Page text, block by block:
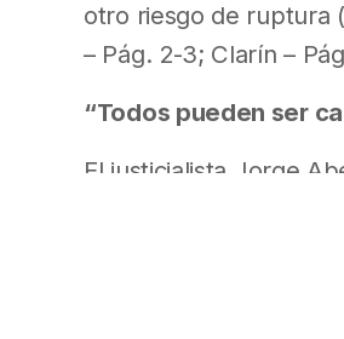
otro riesgo de ruptura
– Pág. 2-3; Clarín –
“Todos pueden ser
El justicialista Jorge